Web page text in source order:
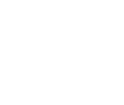
hàng
được sản xuất
Châu Âu; vì
so với các dòng